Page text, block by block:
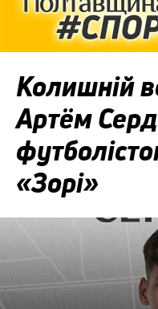
Колишній
Артём
«Зорі»